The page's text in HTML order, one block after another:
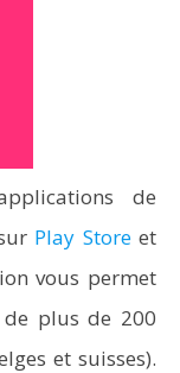
de
Play Storeet
vous permet
plus de 200
et suisses).